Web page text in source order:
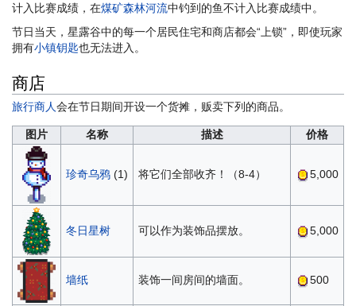
计入比赛成绩，在煤矿森林河流中钓到的鱼不计入比赛成绩中。
节日当天，星露谷中的每一个居民住宅和商店都会“上锁”，即使玩家
拥有小镇钥匙也无法进入。
商店
旅行商人会在节日期间开设一个货摊，贩卖下列的商品。
图片 名称 描述 价格
珍奇乌鸦(1) 将它们全部收齐！（8-4） 5,000
冬日星树 可以作为装饰品摆放。 5,000
墙纸 装饰一间房间的墙面。 500